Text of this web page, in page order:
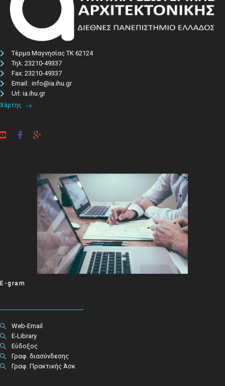
Τέρμα Μαγνησίας ΤΚ 62124
Τηλ: 23210-49337​
Fax: 23210-49337
Email: info@ia.ihu.gr
Url: ia.ihu.gr
Χάρτης
E-gram
Web-Email
E-Library
Εύδοξος
Γραφ. διασύνδεσης
Γραφ. Πρακτικής Άσκ